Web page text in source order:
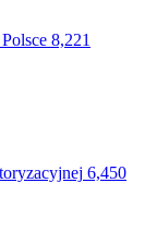
8,221
6,450